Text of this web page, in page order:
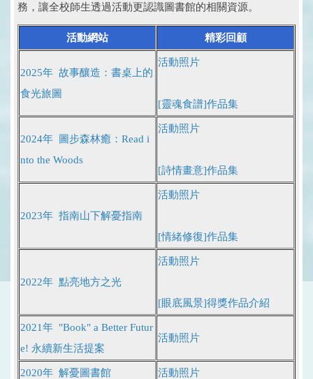
務 ， 讓全校師生透過活動更認識圖書館的相關資源。
活動網站 精彩回顧
2025年 故事釀造：書桌上的
食光旅圖
活動照片
[靈魂食譜]作品集
2024年 圖步森林癒：Read i
nto the Woods
活動照片
[詩情畫意]作品集
2023年 指南山下解憂指南
活動照片
[情緒修復]作品集
2022年 點亮地方之光
活動照片
[眼底風景]得獎作品介紹
2021年 "Book" a Better Futur
e! 永續新生活提案
活動照片
2020年 解憂圖書館 活動照片